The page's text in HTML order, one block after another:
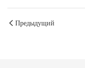
Предыдущий